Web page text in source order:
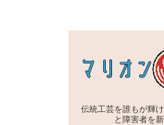
伝統工芸を誰もが輝
と障害者を